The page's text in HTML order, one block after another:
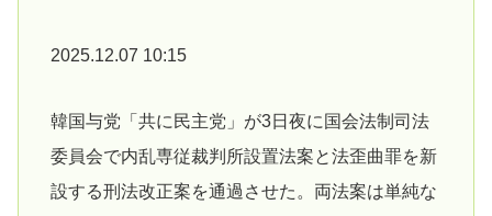
2025.12.07 10:15
韓国与党「共に民主党」が3日夜に国会法制司法
委員会で内乱専従裁判所設置法案と法歪曲罪を新
設する刑法改正案を通過させた。両法案は単純な